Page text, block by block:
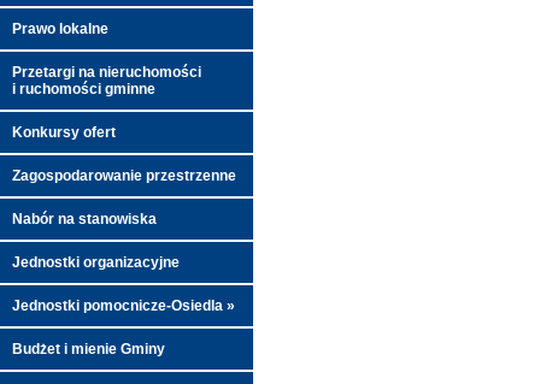
Prawo lokalne
Przetargi na nieruchomości
i ruchomości gminne
Konkursy ofert
Zagospodarowanie przestrzenne
Nabór na stanowiska
Jednostki organizacyjne
Jednostki pomocnicze-Osiedla »
Budżet i mienie Gminy